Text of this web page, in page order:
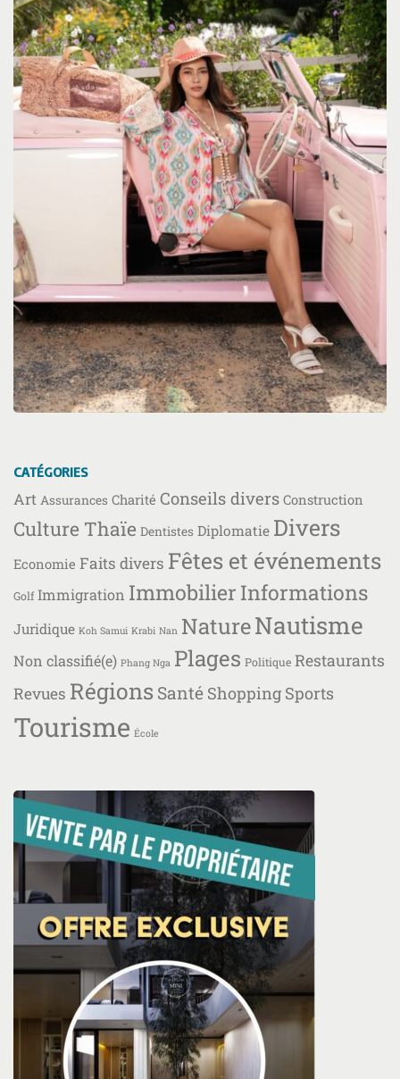
CATÉGORIES
Art Assurances Charité Conseils divers Construction
Culture Thaïe Dentistes Diplomatie Divers
Economie Faits divers Fêtes et événements
Golf Immigration Immobilier Informations
Juridique Koh Samui Krabi Nan NatureNautisme
Non classifié(e) Phang Nga Plages Politique Restaurants
Revues Régions Santé Shopping Sports
Tourisme École